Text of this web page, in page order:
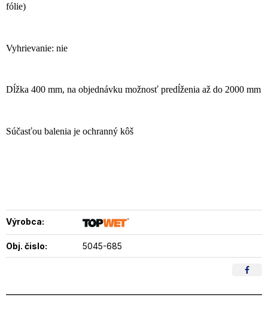
fólie)
Vyhrievanie: nie
Dĺžka 400 mm, na objednávku možnosť predĺženia až do 2000 mm
Súčasťou balenia je ochranný kôš
Výrobca:
Obj. čislo: 5045-685